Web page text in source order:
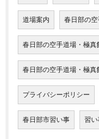
道場案内 春日部の
春日部の空手道場・極真
春日部の空手道場・極
プライバシーポリシー
春日部市習い事 習